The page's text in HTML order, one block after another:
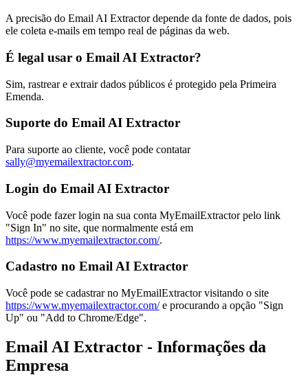
A precisão do Email AI Extractor depende da fonte de dados, pois
ele coleta e-mails em tempo real de páginas da web.
É legal usar o Email AI Extractor?
Sim, rastrear e extrair dados públicos é protegido pela Primeira
Emenda.
Suporte do Email AI Extractor
Para suporte ao cliente, você pode contatar
sally@myemailextractor.com.
Login do Email AI Extractor
Você pode fazer login na sua conta MyEmailExtractor pelo link
"Sign In" no site, que normalmente está em
https://www.myemailextractor.com/.
Cadastro no Email AI Extractor
Você pode se cadastrar no MyEmailExtractor visitando o site
https://www.myemailextractor.com/e procurando a opção "Sign
Up" ou "Add to Chrome/Edge".
Email AI Extractor - Informações da
Empresa